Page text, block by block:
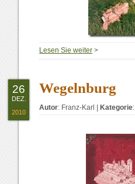
Lesen Sie weiter >
Wegelnburg
Autor: Franz-Karl Kategorie:
26
DEZ.
2010